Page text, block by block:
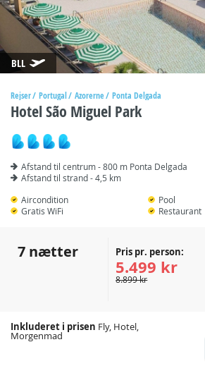
BLL
Rejser Portugal Azorerne Ponta Delgada
Hotel São Miguel Park
Afstand til centrum - 800 m Ponta Delgada
Afstand til strand - 4,5 km
Aircondition
Gratis WiFi
Pool
Restaurant
7 nætter Pris pr. person:
5.499 kr
8.899 kr
Inkluderet i prisen Fly, Hotel,
Morgenmad